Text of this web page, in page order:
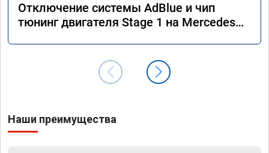
Отключение системы AdBlue и чип
тюнинг двигателя Stage 1 на Mercedes
Наши преимущества